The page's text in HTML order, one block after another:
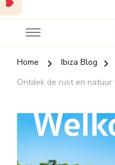
Home Ibiza Blog
Ontdek de rust en natuur